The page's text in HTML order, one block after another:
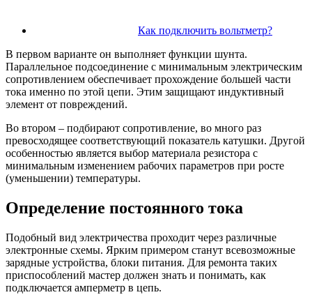
Как подключить вольтметр?
В первом варианте он выполняет функции шунта.
Параллельное подсоединение с минимальным электрическим
сопротивлением обеспечивает прохождение большей части
тока именно по этой цепи. Этим защищают индуктивный
элемент от повреждений.
Во втором – подбирают сопротивление, во много раз
превосходящее соответствующий показатель катушки. Другой
особенностью является выбор материала резистора с
минимальным изменением рабочих параметров при росте
(уменьшении) температуры.
Определение постоянного тока
Подобный вид электричества проходит через различные
электронные схемы. Ярким примером станут всевозможные
зарядные устройства, блоки питания. Для ремонта таких
приспособлений мастер должен знать и понимать, как
подключается амперметр в цепь.